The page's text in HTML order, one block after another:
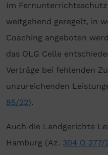
Im
weitgehend geregelt, in
Coaching angeboten
das OLG Celle
Verträge bei fehlenden
unzureichenden
85/22).
Auch die Landgerichte
Hamburg (Az. 304 O 277/